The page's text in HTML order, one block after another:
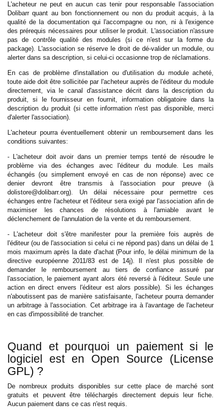
L'acheteur ne peut en aucun cas tenir pour responsable l'association
Dolibarr quant au bon fonctionnement ou non du produit acquis, à la
qualité de la documentation qui l'accompagne ou non, ni à l'exigence
des prérequis nécessaires pour utiliser le produit. L'association n'assure
pas de contrôle qualité des modules (si ce n'est sur la forme du
package). L'association se réserve le droit de dé-valider un module, ou
alerter dans sa description, si celui-ci occasionne trop de réclamations.
En cas de problème d'installation ou d'utilisation du module acheté,
toute aide doit être sollicitée par l'acheteur auprès de l'éditeur du module
directement, via le canal d'assistance décrit dans la description du
produit, si le fournisseur en fournit, information obligatoire dans la
description du produit (si cette information n'est pas disponible, merci
d'alerter l'association).
L'acheteur pourra éventuellement obtenir un remboursement dans les
conditions suivantes:
- L'acheteur doit avoir dans un premier temps tenté de résoudre le
problème via des échanges avec l'éditeur du module. Les mails
échangés (ou simplement envoyé en cas de non réponse) avec ce
denier devront être transmis à l'association pour preuve (à
dolistore@dolibarr.org). Un délai nécessaire pour permettre ces
échanges entre l'acheteur et l'éditeur sera exigé par l'association afin de
maximiser les chances de résolutions à l'amiable avant le
déclenchement de l'annulation de la vente et du remboursement.
- L'acheteur doit s'être manifester pour la première fois auprès de
l'éditeur (ou de l'association si celui ci ne répond pas) dans un délai de 1
mois maximum après la date d'achat (Pour info, le délai minimum de la
directive européenne 2011/83 est de 14j). Il n'est plus possible de
demander le remboursement au tiers de confiance assuré par
l'association, le paiement ayant alors été reversé à l'éditeur. Seule une
action en direct envers l'éditeur est alors possible). Si les échanges
n'aboutissent pas de manière satisfaisante, l'acheteur pourra demander
un arbitrage à l'association. Cet arbitrage ira à l'avantage de l'acheteur
en cas d'impossibilité de trancher.
Quand et pourquoi un paiement si le
logiciel est en Open Source (License
GPL) ?
De nombreux produits disponibles sur cette place de marché sont
gratuits et peuvent être téléchargés directement depuis leur fiche.
Aucun paiement dans ce cas n'est requis.